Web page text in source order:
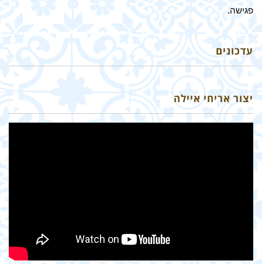
פגישה.
עדכונים
יצור אריחי איילה